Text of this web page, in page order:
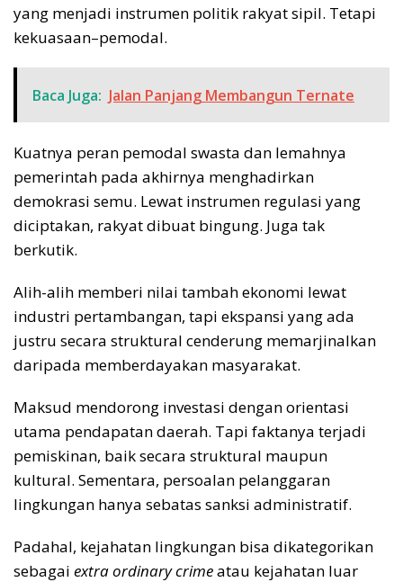
yang menjadi instrumen politik rakyat sipil. Tetapi
kekuasaan–pemodal.
Baca Juga: Jalan Panjang Membangun Ternate
Kuatnya peran pemodal swasta dan lemahnya
pemerintah pada akhirnya menghadirkan
demokrasi semu. Lewat instrumen regulasi yang
diciptakan, rakyat dibuat bingung. Juga tak
berkutik.
Alih-alih memberi nilai tambah ekonomi lewat
industri pertambangan, tapi ekspansi yang ada
justru secara struktural cenderung memarjinalkan
daripada memberdayakan masyarakat.
Maksud mendorong investasi dengan orientasi
utama pendapatan daerah. Tapi faktanya terjadi
pemiskinan, baik secara struktural maupun
kultural. Sementara, persoalan pelanggaran
lingkungan hanya sebatas sanksi administratif.
Padahal, kejahatan lingkungan bisa dikategorikan
sebagai extra ordinary crimeatau kejahatan luar